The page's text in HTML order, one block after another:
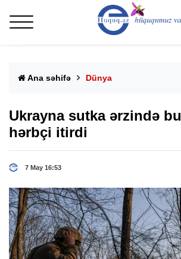
Ana səhifə Dünya
Ukrayna sutka ərzində
hərbçi itirdi
7 May 16:53